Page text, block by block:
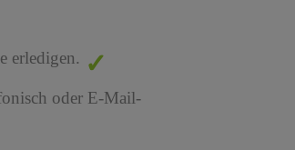
erledigen.
oder E-Mail-